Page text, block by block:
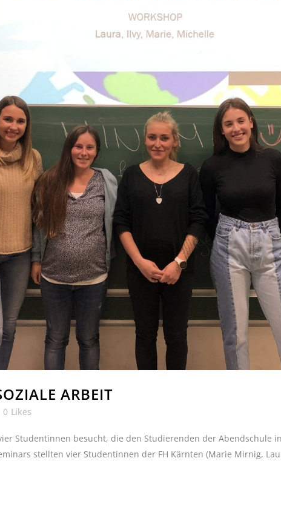
ARBEIT
0 Likes
Studentinnen besucht, die den Studierenden der Abendschule
stellten vier Studentinnen der FH Kärnten (Marie Mirnig,